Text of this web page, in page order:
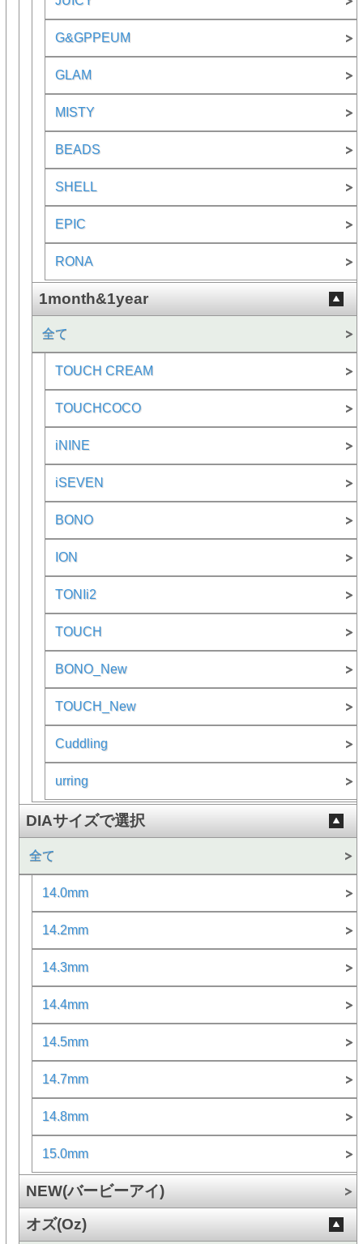
G&GPPEUM
GLAM
MISTY
BEADS
SHELL
EPIC
RONA
1month&1year
全て
TOUCH CREAM
TOUCHCOCO
iNINE
iSEVEN
BONO
ION
TONIi2
TOUCH
BONO_New
TOUCH_New
Cuddling
urring
DIAサイズで選択
全て
14.0mm
14.2mm
14.3mm
14.4mm
14.5mm
14.7mm
14.8mm
15.0mm
NEW(バービーアイ)
オズ(Oz)